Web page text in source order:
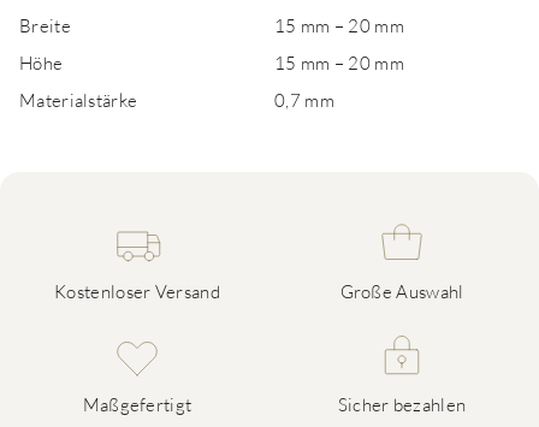
Breite
15 mm – 20 mm
Höhe
15 mm – 20 mm
Materialstärke
0,7 mm
Kostenloser Versand Große Auswahl
Maßgefertigt Sicher bezahlen